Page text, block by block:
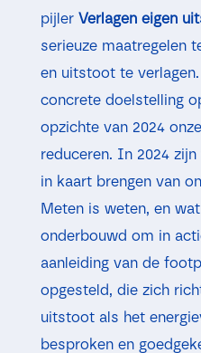
pijler Verlagen eigen
serieuze maatregelen
en uitstoot te
concrete doelstelling
opzichte van 2024
reduceren. In 2024
in kaart brengen van
Meten is weten, en
onderbouwd om in
aanleiding van de
opgesteld, die zich
uitstoot als het
besproken en